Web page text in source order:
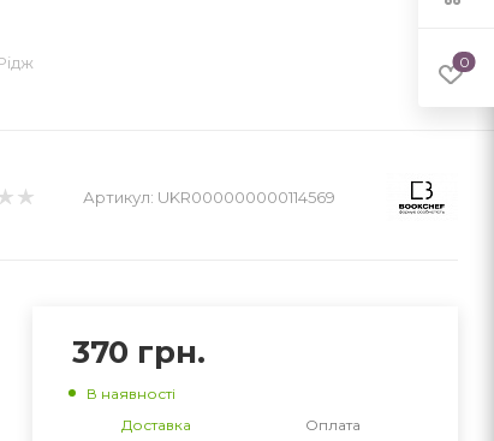
Артикул: UKR000000000114569
370 грн.
В наявності
Доставка
Оплата
0